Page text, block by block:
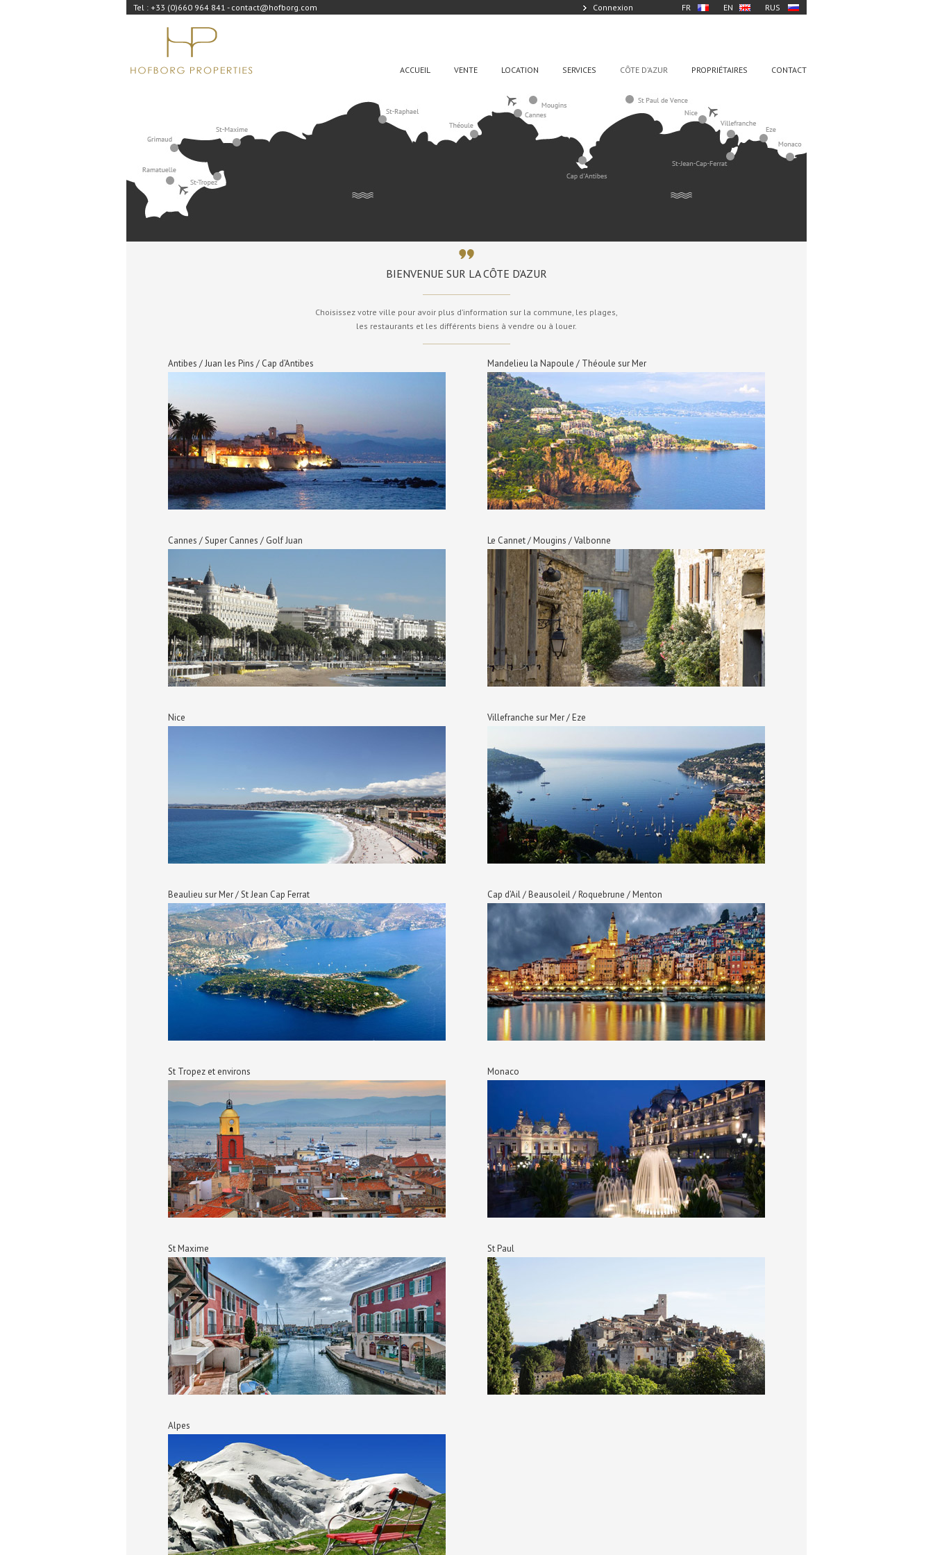
Tel : +33 (0)660 964 841 - contact@hofborg.com FR EN RUS
Connexion
ACCUEIL VENTE LOCATION SERVICES CÔTE D’AZUR PROPRIÉTAIRES CONTACT
BIENVENUE SUR LA CÔTE D’AZUR
Choisissez votre ville pour avoir plus d’information sur la commune, les plages,
les restaurants et les différents biens à vendre ou à louer.
Antibes / Juan les Pins / Cap d’Antibes Mandelieu la Napoule / Théoule sur Mer
Cannes / Super Cannes / Golf Juan Le Cannet / Mougins / Valbonne
Nice Villefranche sur Mer / Eze
Beaulieu sur Mer / St Jean Cap Ferrat Cap d’Ail / Beausoleil / Roquebrune / Menton
St Tropez et environs Monaco
St Maxime St Paul
Alpes